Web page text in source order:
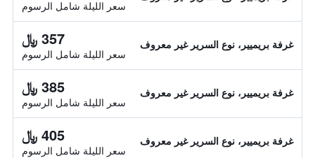
سعر الليلة شامل الرسوم
غرفة بريميير، نوع السرير غير معروف 357 ﷼
سعر الليلة شامل الرسوم
غرفة بريميير، نوع السرير غير معروف 385 ﷼
سعر الليلة شامل الرسوم
غرفة بريميير، نوع السرير غير معروف 405 ﷼
سعر الليلة شامل الرسوم